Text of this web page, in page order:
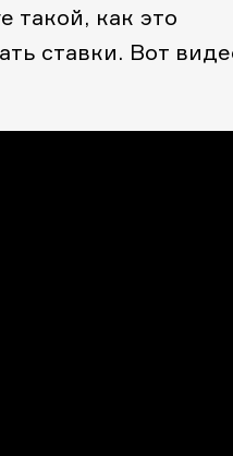
такой, как это
ставки. Вот